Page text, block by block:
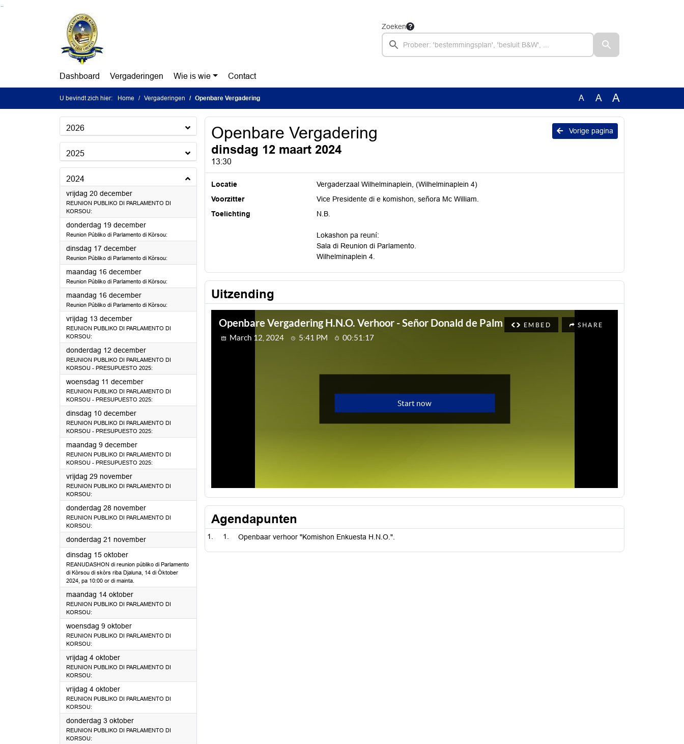
Ga naar de inhoud van deze pagina
Zoeken
Dashboard Vergaderingen Wie is wie Contact
U bevindt zich hier: Home Vergaderingen Openbare Vergadering A A A
2026
2025
2024
vrijdag 20 december2024
REUNION PUBLIKO DI PARLAMENTO DI
KORSOU:
donderdag 19 december2024
Reunion Públiko di Parlamento di Kòrsou:
dinsdag 17 december2024
Reunion Públiko di Parlamento di Kòrsou:
maandag 16 december2024
Reunion Públiko di Parlamento di Kòrsou:
maandag 16 december2024
Reunion Públiko di Parlamento di Kòrsou:
vrijdag 13 december2024
REUNION PUBLIKO DI PARLAMENTO DI
KORSOU:
donderdag 12 december2024
REUNION PUBLIKO DI PARLAMENTO DI
KORSOU - PRESUPUESTO 2025:
woensdag 11 december2024
REUNION PUBLIKO DI PARLAMENTO DI
KORSOU - PRESUPUESTO 2025:
dinsdag 10 december2024
REUNION PUBLIKO DI PARLAMENTO DI
KORSOU - PRESUPUESTO 2025:
maandag 9 december2024
REUNION PUBLIKO DI PARLAMENTO DI
KORSOU - PRESUPUESTO 2025:
vrijdag 29 november2024
REUNION PUBLIKO DI PARLAMENTO DI
KORSOU:
donderdag 28 november2024
REUNION PUBLIKO DI PARLAMENTO DI
KORSOU:
donderdag 21 november2024
dinsdag 15 oktober2024
REANUDASHON di reunion públiko di Parlamento
di Kòrsou di skòrs riba Djaluna, 14 di Òktober
2024, pa 10:00 or di mainta.
maandag 14 oktober2024
REUNION PUBLIKO DI PARLAMENTO DI
KORSOU:
woensdag 9 oktober2024
REUNION PUBLIKO DI PARLAMENTO DI
KORSOU:
vrijdag 4 oktober2024
REUNION PUBLIKO DI PARLAMENTO DI
KORSOU:
vrijdag 4 oktober2024
REUNION PUBLIKO DI PARLAMENTO DI
KORSOU:
donderdag 3 oktober2024
REUNION PUBLIKO DI PARLAMENTO DI
KORSOU:
Vorige pagina
Openbare Vergadering
dinsdag 12 maart 2024
13:30
Locatie
Vergaderzaal Wilhelminaplein, (Wilhelminaplein 4)
Voorzitter
Vice Presidente di e komishon, señora Mc William.
Toelichting
N.B.
Lokashon pa reuní:
Sala di Reunion di Parlamento.
Wilhelminaplein 4.
Uitzending
Agendapunten
1. Openbaar verhoor "Komishon Enkuesta H.N.O.".